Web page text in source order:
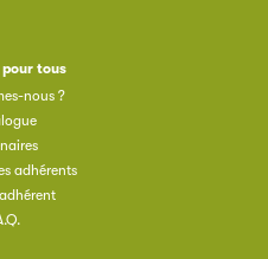
tous
nous ?
adhérents